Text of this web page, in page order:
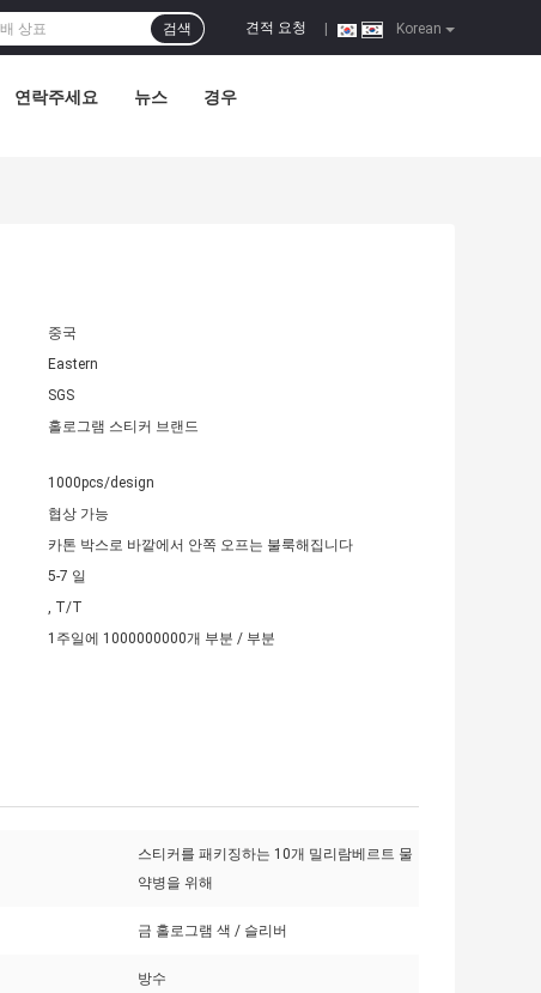
Korean
견적 요청
검색
연락주세요 뉴스 경우
중국
Eastern
SGS
홀로그램 스티커 브랜드
1000pcs/design
협상 가능
카톤 박스로 바깥에서 안쪽 오프는 불룩해집니다
5-7 일
, T/T
1주일에 1000000000개 부분 / 부분
스티커를 패키징하는 10개 밀리람베르트 물
약병을 위해
금 홀로그램 색 / 슬리버
방수